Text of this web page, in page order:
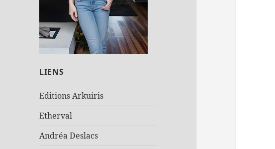
LIENS
Editions Arkuiris
Etherval
Andréa Deslacs